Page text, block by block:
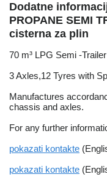
Dodatne
PROPANE SEMI
cisterna za plin
70 m³ LPG Semi -Trailer
3 Axles,12 Tyres with
Manufactures
chassis and axles.
For any further
pokazati kontakte
pokazati kontakte